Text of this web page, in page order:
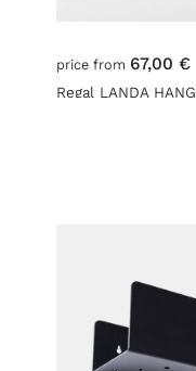
price from 67,00 €
Regal LANDA HANG